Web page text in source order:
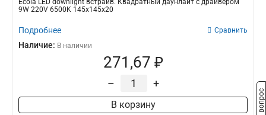
Ecola LED downlight встраив. Квадратный даунлайт с драйвером
9W 220V 6500K 145x145x20
Подробнее Сравнить
Наличие: В наличии
271,67 ₽
– +
В корзину